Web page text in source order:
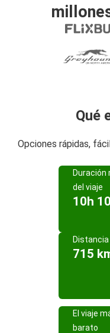
Qué
Opciones rápidas,
Duración
del viaje
10h
715
El viaje
barato